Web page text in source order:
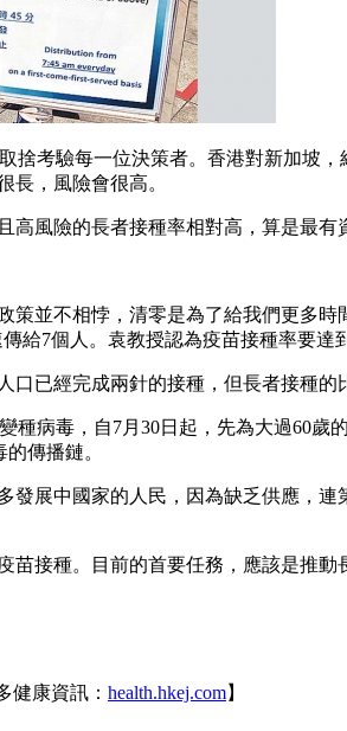
捨考驗每一位決策者。香港對新加坡
長，風險會很高。
風險的長者接種率相對高，算是最有
並不相悖，清零是為了給我們更多
給7個人。袁教授認為疫苗接種率要達
已經完成兩針的接種，但長者接種
種病毒，自7月30日起，先為大過60
傳播鏈。
展中國家的人民，因為缺乏供應，
接種。目前的首要任務，應該是推動
健康資訊： health.hkej.com】